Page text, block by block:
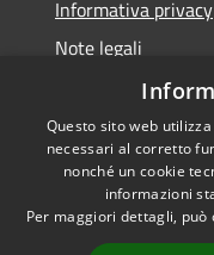
Informativa privacy
Note legali
Dichiarazione di
RSS
Accessibilità
Questo sito web
necessari al corretto
nonché un cookie
informazioni
Per maggiori dettagli, può